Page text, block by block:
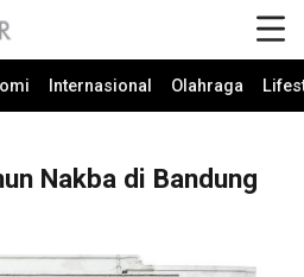
Internasional Olahraga
Nakba di Bandung